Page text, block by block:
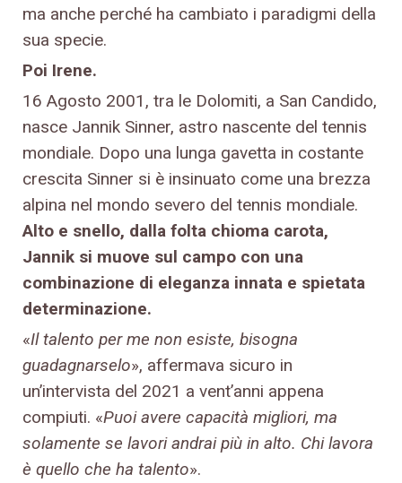
ma anche perché ha cambiato i paradigmi della
sua specie.
Poi Irene.
16 Agosto 2001, tra le Dolomiti, a San Candido,
nasce Jannik Sinner, astro nascente del tennis
mondiale. Dopo una lunga gavetta in costante
crescita Sinner si è insinuato come una brezza
alpina nel mondo severo del tennis mondiale.
Alto e snello, dalla folta chioma carota,
Jannik si muove sul campo con una
combinazione di eleganza innata e spietata
determinazione.
«Il talento per me non esiste, bisogna
guadagnarselo», affermava sicuro in
un’intervista del 2021 a vent’anni appena
compiuti. «Puoi avere capacità migliori, ma
solamente se lavori andrai più in alto. Chi lavora
è quello che ha talento».